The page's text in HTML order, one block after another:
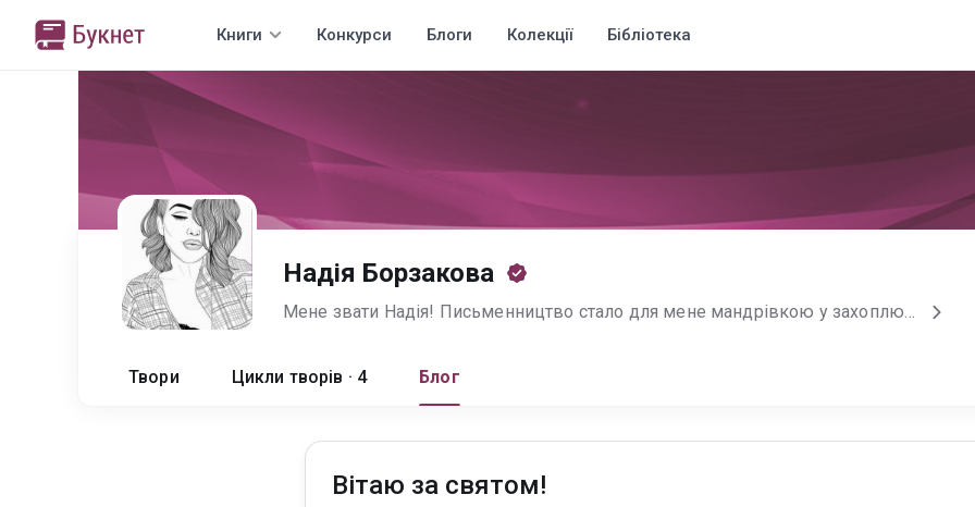
Книги Конкурси Блоги Колекції Бібліотека
Надія Борзакова
Мене звати Надія! Письменництво стало для мене мандрівкою у захоплюючий світ пригод. Воно - продовження любові до літератури та кіно, яку плекаю за раннього дитинства. Дякую за натхнення, яке переповнює мене після кожного прочитаного коментаря та побаченої зірочки) Сподіваюсь, мої книжки подарують вам незабутні емоції та надовго залишаться у пам`яті. Будьте щасливими! Чекаю на вас у Тікток - @Nadiia_Borzakova_avtor
Твори Цикли творів · 4 Блог
Вітаю за святом!